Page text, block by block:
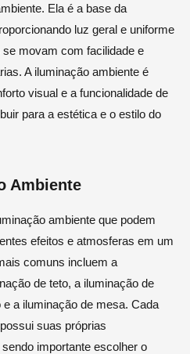
Ela é a base da
luz geral e uniforme
movam com facilidade e
A iluminação ambiente é
visual e a funcionalidade de
para a estética e o estilo do
Ambiente
ambiente que podem
efeitos e atmosferas em um
comuns incluem a
de teto, a iluminação de
a iluminação de mesa. Cada
suas próprias
importante escolher o